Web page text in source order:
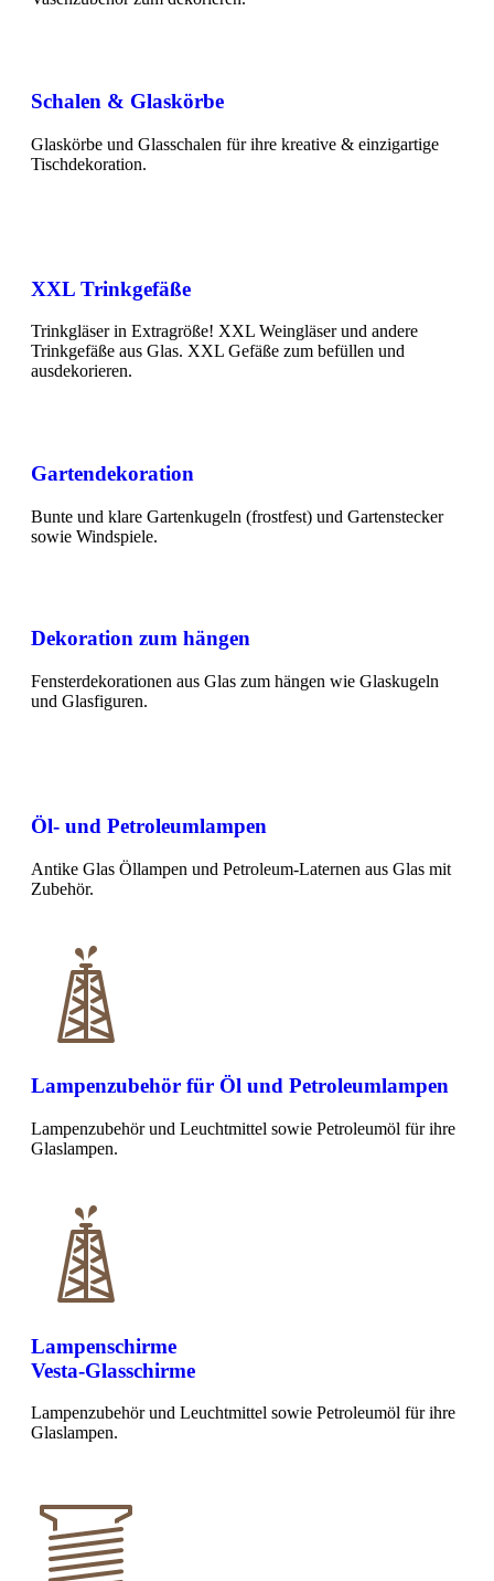
Schalen & Glaskörbe
Glaskörbe und Glasschalen für ihre kreative & einzigartige
Tischdekoration.
XXL Trinkgefäße
Trinkgläser in Extragröße! XXL Weingläser und andere
Trinkgefäße aus Glas. XXL Gefäße zum befüllen und
ausdekorieren.
Gartendekoration
Bunte und klare Gartenkugeln (frostfest) und Gartenstecker
sowie Windspiele.
Dekoration zum hängen
Fensterdekorationen aus Glas zum hängen wie Glaskugeln
und Glasfiguren.
Öl- und Petroleumlampen
Antike Glas Öllampen und Petroleum-Laternen aus Glas mit
Zubehör.
Lampenzubehör für Öl und Petroleumlampen
Lampenzubehör und Leuchtmittel sowie Petroleumöl für ihre
Glaslampen.
Lampenschirme
Vesta-Glasschirme
Lampenzubehör und Leuchtmittel sowie Petroleumöl für ihre
Glaslampen.